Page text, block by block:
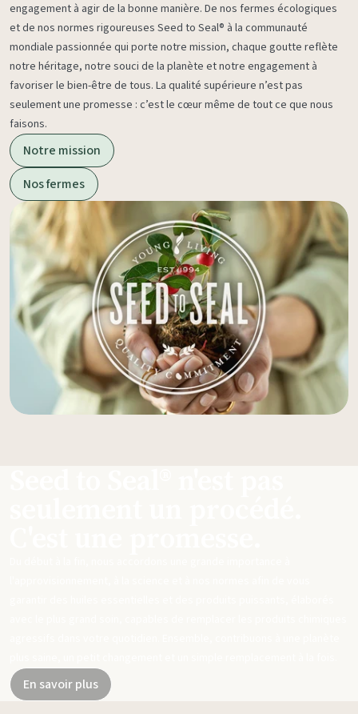
engagement à agir de la bonne manière. De nos fermes écologiques
et de nos normes rigoureuses Seed to Seal® à la communauté
mondiale passionnée qui porte notre mission, chaque goutte reflète
notre héritage, notre souci de la planète et notre engagement à
favoriser le bien-être de tous. La qualité supérieure n’est pas
seulement une promesse : c’est le cœur même de tout ce que nous
faisons.
Notre mission
Nos fermes
Seed to Seal® n'est pas
En savoir plus